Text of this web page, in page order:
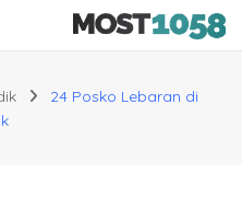
24 Posko Lebaran di